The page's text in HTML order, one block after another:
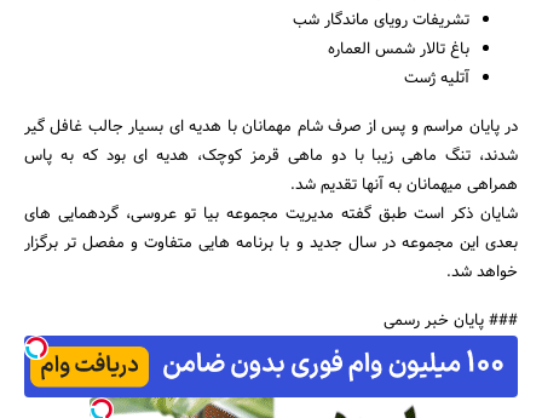
تشریفات رویای ماندگار شب
باغ تالار شمس العماره
آتلیه ژست
در پایان مراسم و پس از صرف شام مهمانان با هدیه ای بسیار جالب غافل گیر
شدند، تنگ ماهی زیبا با دو ماهی قرمز کوچک، هدیه ای بود که به پاس
همراهی میهمانان به آنها تقدیم شد.
شایان ذکر است طبق گفته مدیریت مجموعه بیا تو عروسی، گردهمایی های
بعدی این مجموعه در سال جدید و با برنامه هایی متفاوت و مفصل تر برگزار
خواهد شد.
### پایان خبر رسمی